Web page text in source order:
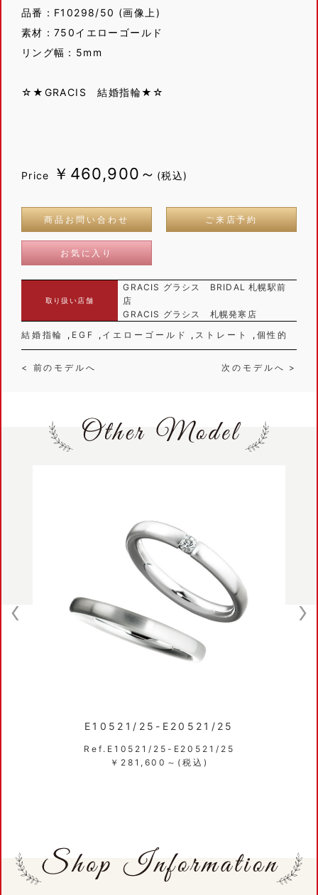
品番：F10298/50 (画像上)
素材：750イエローゴールド
リング幅：5mm
☆★GRACIS 結婚指輪★☆
Price ￥460,900～ (税込)
商品お問い合わせ ご来店予約
お気に入り
取り扱い店舗
GRACIS グラシス BRIDAL 札幌駅前
店
GRACIS グラシス 札幌発寒店
結婚指輪
EGF イエローゴールド ストレート 個性的
< 前のモデルへ 次のモデルへ >
E10521/25-E20521/25
Ref.E10521/25-E20521/25
￥281,600～(税込)